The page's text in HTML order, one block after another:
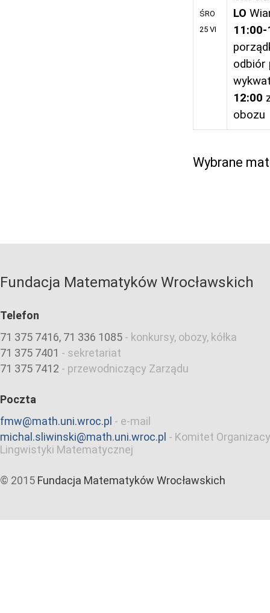
ŚRO
25 VI
LO
odbiór
12:00
obozu
Wybrane
Fundacja Matematyków Wrocławskich
Telefon
71 375 7416, 71 336 1085 - konkursy, obozy, kółka
71 375 7401 - sekretariat
71 375 7412 - przewodniczący Zarządu
Poczta
fmw@math.uni.wroc.pl - e-mail
michal.sliwinski@math.uni.wroc.pl - Komitet
Lingwistyki Matematycznej
© 2015 Fundacja Matematyków Wrocławskich